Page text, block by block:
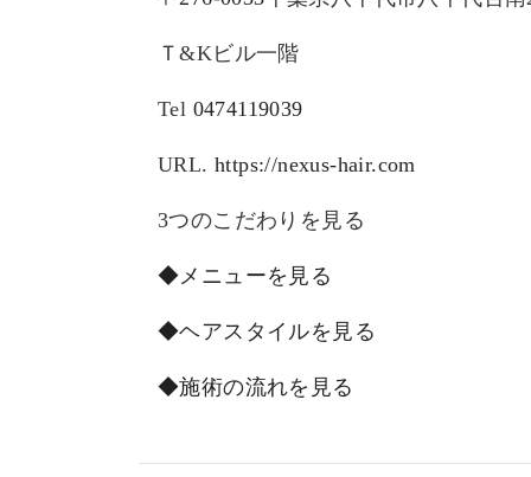
Ｔ&Kビル一階
Tel 0474119039
URL. https://nexus-hair.com
3つのこだわりを見る
◆メニューを見る
◆ヘアスタイルを見る
◆施術の流れを見る